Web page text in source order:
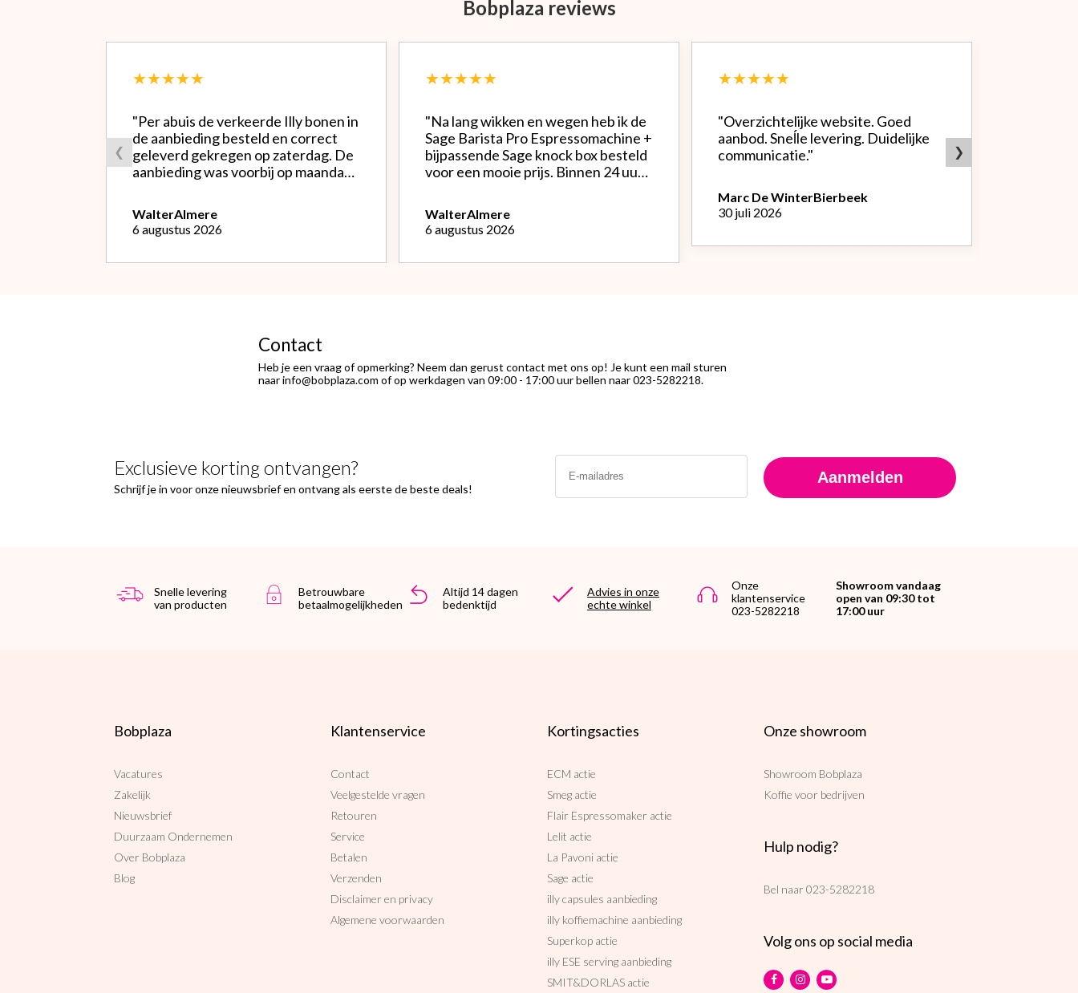
Bobplaza reviews
❮
★★★★★
"Per abuis de verkeerde Illy bonen in
de aanbieding besteld en correct
geleverd gekregen op zaterdag. De
aanbieding was voorbij op maandag
soort. Telefonisch gevraagd of ze
geruild konden worden voor de
logisch) de betaling terug
WalterAlmere
6 augustus 2026
★★★★★
"Na lang wikken en wegen heb ik de
Sage Barista Pro Espressomachine +
bijpassende Sage knock box besteld
voor een mooie prijs. Binnen 24 uur
instellen bonenmolen heb ik van de
eerste kopjes uitstekende espresso
WalterAlmere
6 augustus 2026
★★★★★
"Overzichtelijke website. Goed
aanbod. Sneĺle levering. Duidelijke
communicatie."
Marc De WinterBierbeek
30 juli 2026
❯
Contact
Heb je een vraag of opmerking? Neem dan gerust contact met ons op! Je kunt een mail sturen
naar info@bobplaza.com of op werkdagen van 09:00 - 17:00 uur bellen naar 023-5282218.
Exclusieve korting ontvangen?
Schrijf je in voor onze nieuwsbrief en ontvang als eerste de beste deals!
Email
Aanmelden
Snelle levering
van producten
Betrouwbare
betaalmogelijkheden
Altijd 14 dagen
bedenktijd
Advies in onze
echte winkel
Onze
klantenservice
023-5282218
Showroom vandaag
open van 09:30 tot
17:00 uur
Bobplaza
Vacatures
Zakelijk
Nieuwsbrief
Duurzaam Ondernemen
Over Bobplaza
Blog
Klantenservice
Contact
Veelgestelde vragen
Retouren
Service
Betalen
Verzenden
Disclaimer en privacy
Algemene voorwaarden
Kortingsacties
ECM actie
Smeg actie
Flair Espressomaker actie
Lelit actie
La Pavoni actie
Sage actie
illy capsules aanbieding
illy koffiemachine aanbieding
Superkop actie
illy ESE serving aanbieding
SMIT&DORLAS actie
Onze showroom
Showroom Bobplaza
Koffie voor bedrijven
Hulp nodig?
Bel naar 023-5282218
Volg ons op social media